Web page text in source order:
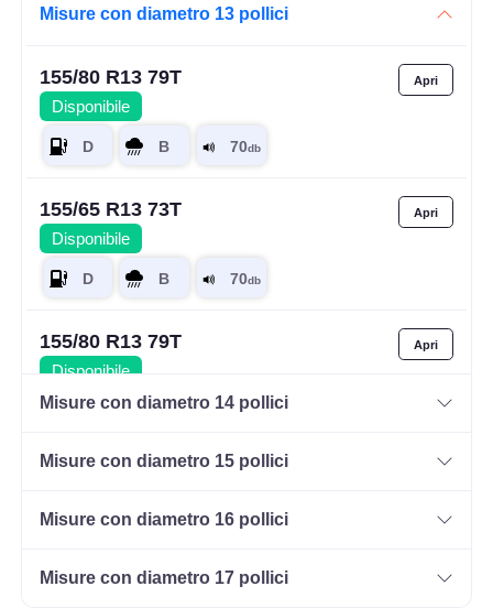
Misure con diametro 13 pollici
155/80 R13 79T
Disponibile
155/65 R13 73T
Disponibile
155/80 R13 79T
Disponibile
165/70 R13 79T
Misure con diametro 14 pollici
Misure con diametro 15 pollici
Misure con diametro 16 pollici
Misure con diametro 17 pollici